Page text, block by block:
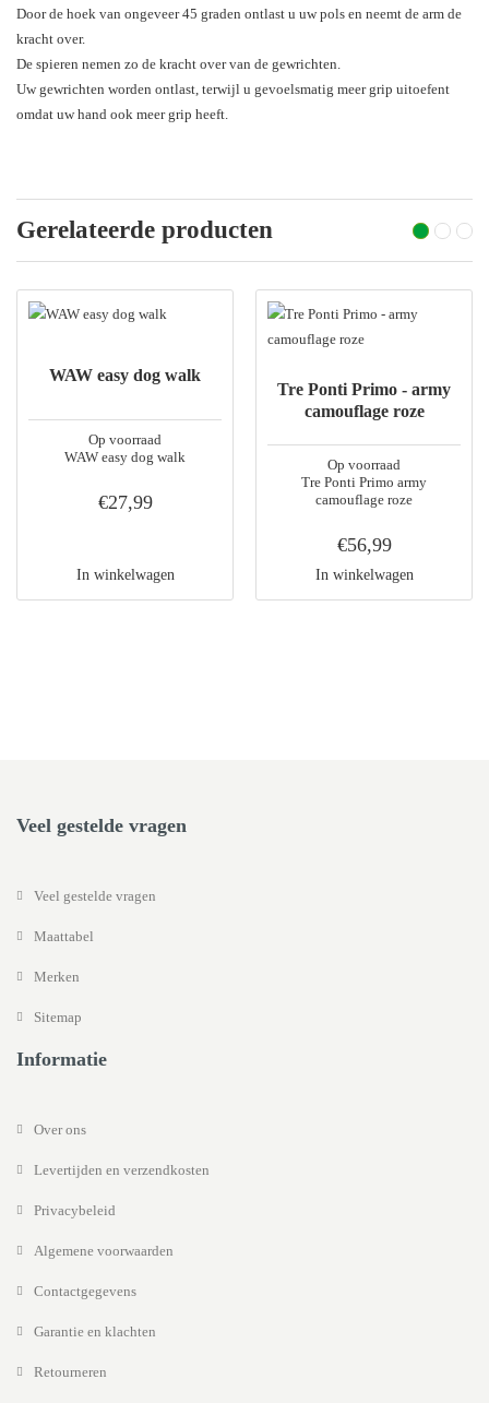
Door de hoek van ongeveer 45 graden ontlast u uw pols en neemt de arm de
kracht over.
De spieren nemen zo de kracht over van de gewrichten.
Uw gewrichten worden ontlast, terwijl u gevoelsmatig meer grip uitoefent
omdat uw hand ook meer grip heeft.
Gerelateerde producten
Op voorraad
WAW easy dog walk
WAW easy dog walk
€27,99
In winkelwagen
Op voorraad
Tre Ponti Primo army
camouflage roze
Tre Ponti Primo - army
camouflage roze
€56,99
In winkelwagen
Veel gestelde vragen
Veel gestelde vragen
Maattabel
Merken
Sitemap
Informatie
Over ons
Levertijden en verzendkosten
Privacybeleid
Algemene voorwaarden
Contactgegevens
Garantie en klachten
Retourneren